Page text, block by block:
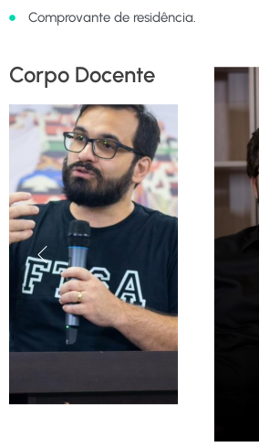
Comprovante de residência.
Corpo Docente